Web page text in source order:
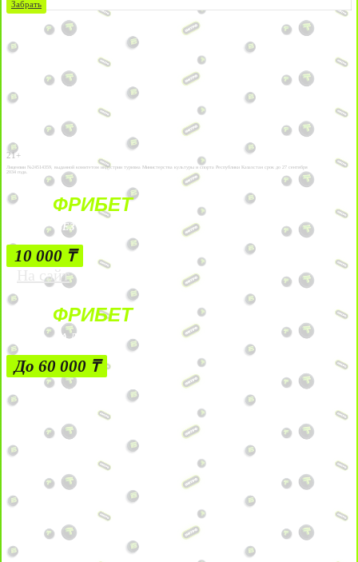
Забрать
21+
Лицензии №24514359, выданной комитетом индустрии туризма Министерства культуры и спорта Республики Казахстан срок до 27 сентября
2034 года.
ФРИБЕТ
БЕЗ УСЛОВИЙ
10 000 ₸
На сайт
ФРИБЕТ
ЗА ДЕПОЗИТЫ
До 60 000 ₸